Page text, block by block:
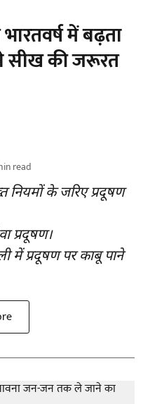
में बढ़ता
सीख की जरूरत
read
नियमों के जरिए प्रदूषण
प्रदूषण।
में प्रदूषण पर काबू पाने